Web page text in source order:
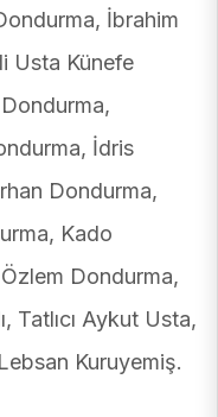
İbrahim
Usta Künefe
İdris
Dondurma,
Kado
Dondurma,
Tatlıcı Aykut Usta,
Kuruyemiş.